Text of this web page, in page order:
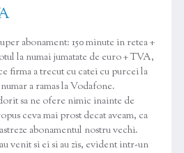
abonament: 150 minute in retea +
la numai jumatate de euro + TVA,
firma a trecut cu catei cu purcei la
a ramas la Vodafone.
sa ne ofere nimic inainte de
ceva mai prost decat aveam, ca
abonamentul nostru vechi.
venit si ei si au zis, evident intr-un